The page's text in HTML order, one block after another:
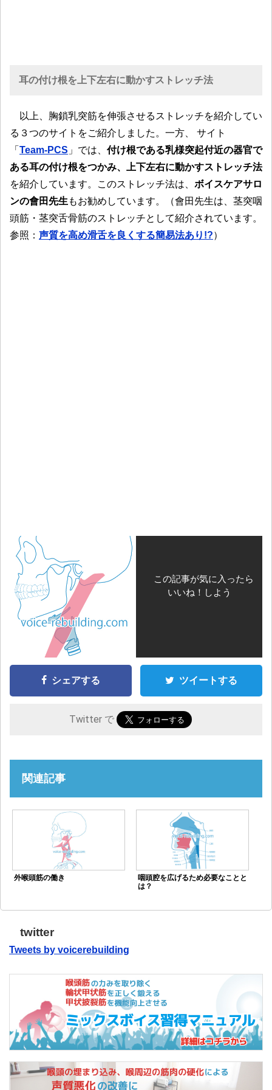
耳の付け根を上下左右に動かすストレッチ法
以上、胸鎖乳突筋を伸張させるストレッチを紹介してい
る３つのサイトをご紹介しました。一方、 サイト
「 Team-PCS 」では、 付け根である乳様突起付近の器官で
ある耳の付け根をつかみ、上下左右に動かすストレッチ法
を紹介しています。このストレッチ法は、 ボイスケアサロ
ンの會田先生 もお勧めしています。（會田先生は、茎突咽
頭筋・茎突舌骨筋のストレッチとして紹介されています。
参照： 声質を高め滑舌を良くする簡易法あり!?）
この記事が気に入ったら
いいね！しよう
シェアする ツイートする
Twitter で
関連記事
外喉頭筋の働き
咽頭腔を広げるため必要なことと
は？
twitter
Tweets by voicerebuilding